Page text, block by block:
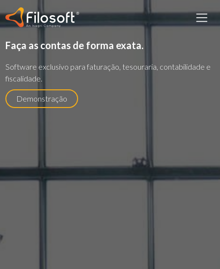
Faça as contas de forma exata.
Software exclusivo para faturação, tesouraria, contabilidade e
fiscalidade.
Demonstração